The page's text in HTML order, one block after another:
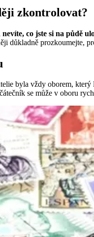
zkontrolovat?
nevíte, co jste si na půdě
důkladně prozkoumejte,
byla vždy oborem,
se může v oboru